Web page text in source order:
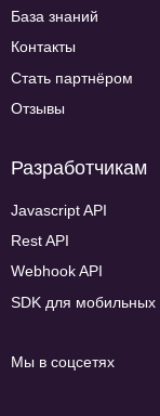
База знаний
Контакты
Стать партнёром
Отзывы
Разработчикам
Javascript API
Rest API
Webhook API
SDK для
Мы в соцсетях